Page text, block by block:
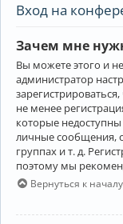
Вход на
Зачем мне
Вы можете этого и не
администратор
не менее
которые
личные сообщения,
группах и т. д.
поэтому мы
Вернуться к началу